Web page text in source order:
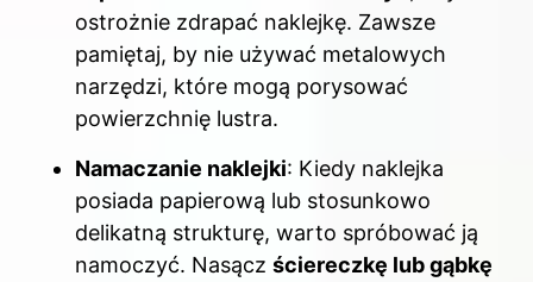
ostrożnie zdrapać naklejkę. Zawsze
pamiętaj, by nie używać metalowych
narzędzi, które mogą porysować
powierzchnię lustra.
Namaczanie naklejki: Kiedy naklejka
posiada papierową lub stosunkowo
delikatną strukturę, warto spróbować ją
namoczyć. Nasącz ściereczkę lub gąbkę